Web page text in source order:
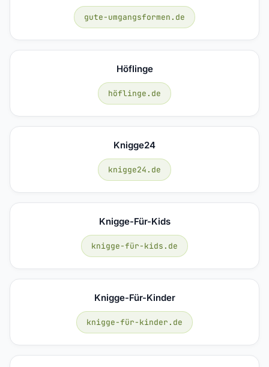
gute-umgangsformen.de
Höflinge
höflinge.de
Knigge24
knigge24.de
Knigge-Für-Kids
knigge-für-kids.de
Knigge-Für-Kinder
knigge-für-kinder.de